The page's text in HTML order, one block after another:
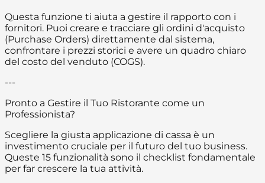
Questa funzione ti aiuta a gestire il rapporto con i
fornitori. Puoi creare e tracciare gli ordini d'acquisto
(Purchase Orders) direttamente dal sistema,
confrontare i prezzi storici e avere un quadro chiaro
del costo del venduto (COGS).
---
Pronto a Gestire il Tuo Ristorante come un
Professionista?
Scegliere la giusta applicazione di cassa è un
investimento cruciale per il futuro del tuo business.
Queste 15 funzionalità sono il checklist fondamentale
per far crescere la tua attività.